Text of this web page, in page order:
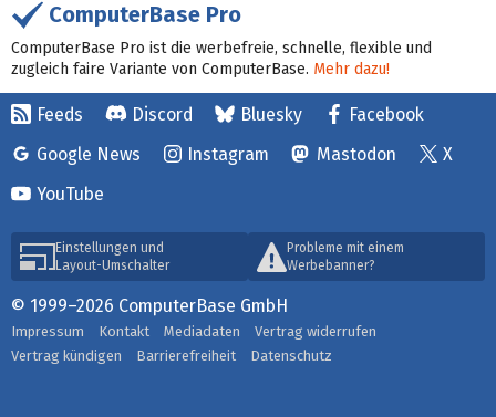
ComputerBase Pro
ComputerBase Pro ist die werbefreie, schnelle, flexible und
zugleich faire Variante von ComputerBase. Mehr dazu!
Feeds Discord Bluesky
Facebook
Google News
Instagram Mastodon
X
YouTube
Einstellungen und
Layout-Umschalter
Probleme mit einem
Werbebanner?
© 1999–2026 ComputerBase GmbH
Impressum Kontakt Mediadaten
Vertrag widerrufen
Vertrag kündigen
Barrierefreiheit Datenschutz